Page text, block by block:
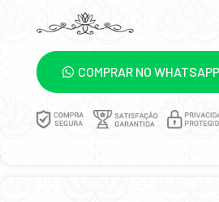
COMPRAR NO WHATSAPP